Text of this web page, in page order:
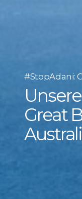
#StopAdani:
Great